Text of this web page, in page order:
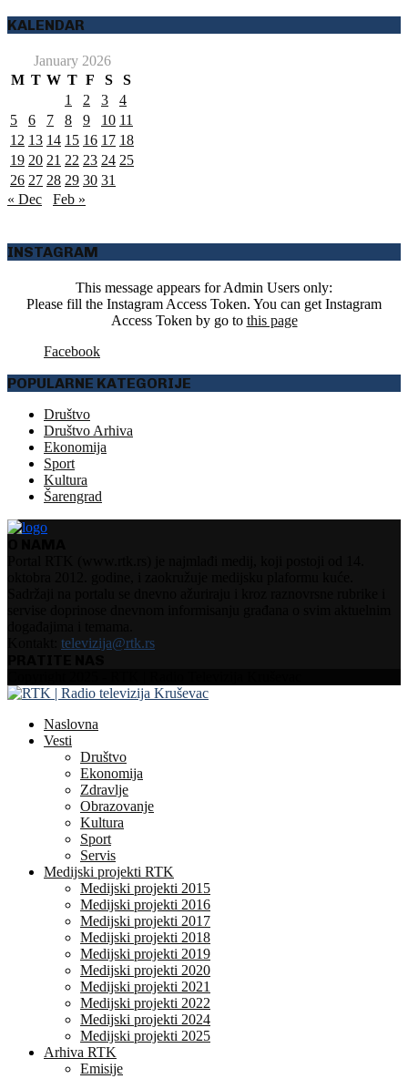
KALENDAR
January 2026
M T W T F S
S
1
2 3
4
5
6 7 8 9 10 11
12 13 14 15 16 17 18
19 20 21 22 23 24 25
26 27 28 29 30 31
« Dec
Feb »
INSTAGRAM
This message appears for Admin Users only:
Please fill the Instagram Access Token. You can get Instagram
Access Token by go to this page
Facebook
POPULARNE KATEGORIJE
Društvo
Društvo Arhiva
Ekonomija
Sport
Kultura
Šarengrad
televizija@rtk.rs
Naslovna
Vesti
Društvo
Ekonomija
Zdravlje
Obrazovanje
Kultura
Sport
Servis
Medijski projekti RTK
Medijski projekti 2015
Medijski projekti 2016
Medijski projekti 2017
Medijski projekti 2018
Medijski projekti 2019
Medijski projekti 2020
Medijski projekti 2021
Medijski projekti 2022
Medijski projekti 2024
Medijski projekti 2025
Arhiva RTK
Emisije